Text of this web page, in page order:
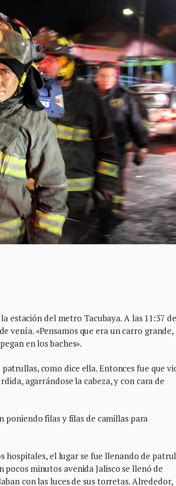
estación del metro Tacubaya. A las 11:37
venía. «Pensamos que era un carro grande,
en los baches».
como dice ella. Entonces fue que
agarrándose la cabeza, y con cara de
poniendo filas y filas de camillas para
hospitales, el lugar se fue llenando de
minutos avenida Jalisco se llenó de
con las luces de sus torretas. Alrededor,